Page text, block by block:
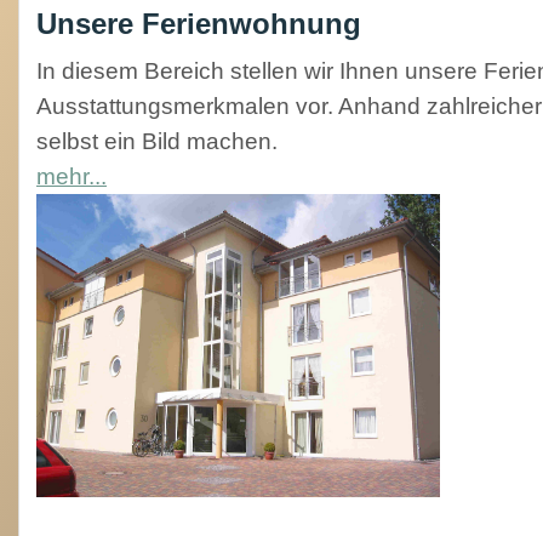
Unsere Ferienwohnung
In diesem Bereich stellen wir Ihnen unsere
Ausstattungsmerkmalen vor. Anhand
selbst ein Bild machen.
mehr...